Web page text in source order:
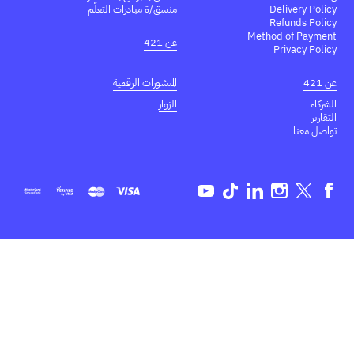
Delivery Policy
Refunds Policy
Method of Payment
Privacy Policy
منسق/ة مبادرات التعلّم
عن 421
عن 421
الشركاء
التقارير
تواصل معنا
المنشورات الرقمية
الزوار
Facebook
Twitter
Instagram
Linkedin
TikTok
Youtube